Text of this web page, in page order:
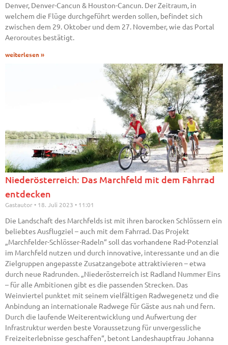
Denver, Denver-Cancun & Houston-Cancun. Der Zeitraum, in
welchem die Flüge durchgeführt werden sollen, befindet sich
zwischen dem 29. Oktober und dem 27. November, wie das Portal
Aeroroutes bestätigt.
weiterlesen »
Niederösterreich: Das Marchfeld mit dem Fahrrad
entdecken
Gastautor 18. Juli 2023 11:01
Die Landschaft des Marchfelds ist mit ihren barocken Schlössern ein
beliebtes Ausflugziel – auch mit dem Fahrrad. Das Projekt
„Marchfelder-Schlösser-Radeln“ soll das vorhandene Rad-Potenzial
im Marchfeld nutzen und durch innovative, interessante und an die
Zielgruppen angepasste Zusatzangebote attraktivieren – etwa
durch neue Radrunden. „Niederösterreich ist Radland Nummer Eins
– für alle Ambitionen gibt es die passenden Strecken. Das
Weinviertel punktet mit seinem vielfältigen Radwegenetz und die
Anbindung an internationale Radwege für Gäste aus nah und fern.
Durch die laufende Weiterentwicklung und Aufwertung der
Infrastruktur werden beste Voraussetzung für unvergessliche
Freizeiterlebnisse geschaffen“, betont Landeshauptfrau Johanna